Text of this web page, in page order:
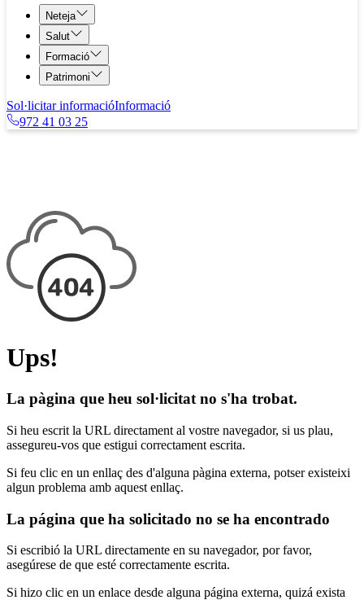
Neteja
Salut
Formació
Patrimoni
Sol·licitar informacióInformació
972 41 03 25
Ups!
La pàgina que heu sol·licitat no s'ha trobat.
Si heu escrit la URL directament al vostre navegador, si us plau,
assegureu-vos que estigui correctament escrita.
Si feu clic en un enllaç des d'alguna pàgina externa, potser existeixi
algun problema amb aquest enllaç.
La página que ha solicitado no se ha encontrado
Si escribió la URL directamente en su navegador, por favor,
asegúrese de que esté correctamente escrita.
Si hizo clic en un enlace desde alguna página externa, quizá exista